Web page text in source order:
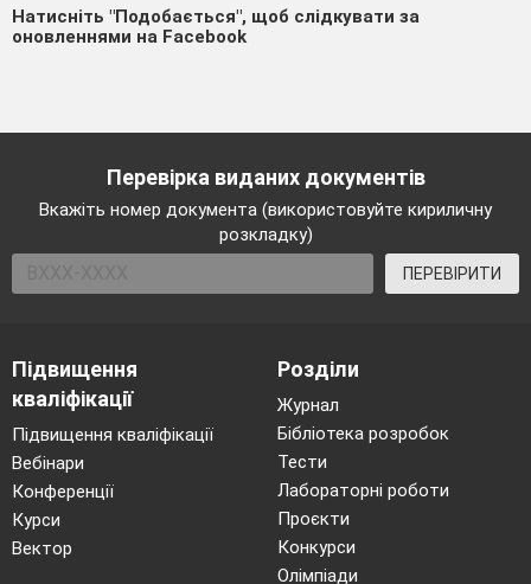
Натисніть "Подобається", щоб слідкувати за
оновленнями на Facebook
Перевірка виданих документів
Вкажіть номер документа (використовуйте кириличну
розкладку)
ПЕРЕВІРИТИ
Підвищення
кваліфікації
Підвищення кваліфікації
Вебінари
Конференції
Курси
Вектор
Розділи
Журнал
Бібліотека розробок
Тести
Лабораторні роботи
Проєкти
Конкурси
Олімпіади